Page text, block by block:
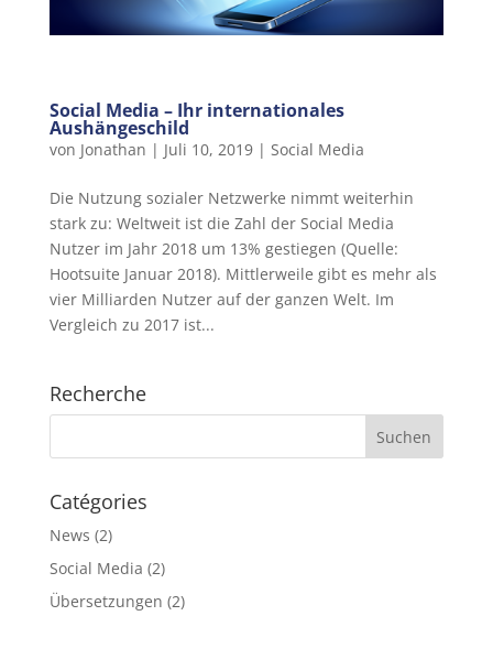
Social Media – Ihr internationales
Aushängeschild
von Jonathan | Juli 10, 2019| Social Media
Die Nutzung sozialer Netzwerke nimmt weiterhin
stark zu: Weltweit ist die Zahl der Social Media
Nutzer im Jahr 2018 um 13% gestiegen (Quelle:
Hootsuite Januar 2018). Mittlerweile gibt es mehr als
vier Milliarden Nutzer auf der ganzen Welt. Im
Vergleich zu 2017 ist...
Recherche
Catégories
News (2)
Social Media (2)
Übersetzungen (2)